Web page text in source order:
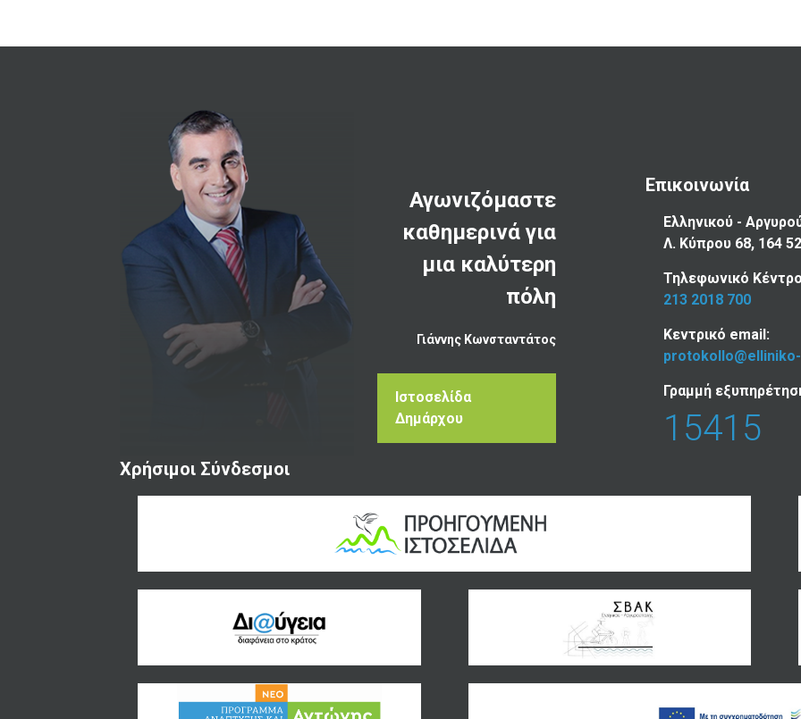
Αγωνιζόμαστε
καθημερινά για
μια καλύτερη
πόλη
Γιάννης Κωνσταντάτος
Ιστοσελίδα
Δημάρχου
Επικοινωνία
Ελληνικού -
Λ. Κύπρου 68, 164 52
Τηλεφωνικό
213 2018 700
Κεντρικό email:
Γραμμή
15415
Χρήσιμοι Σύνδεσμοι